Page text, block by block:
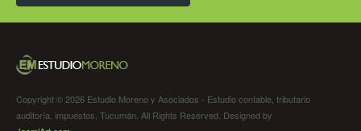
Copyright © 2026 Estudio Moreno y Asociados - Estudio contable, tributario
auditoría, impuestos, Tucumán. All Rights Reserved. Designed by